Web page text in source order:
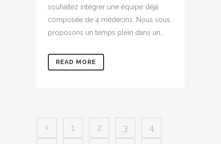
souhaitez intégrer une équipe déjà
composée de 4 médecins. Nous vous
proposons un temps plein dans un...
READ MORE
1 2 3
4